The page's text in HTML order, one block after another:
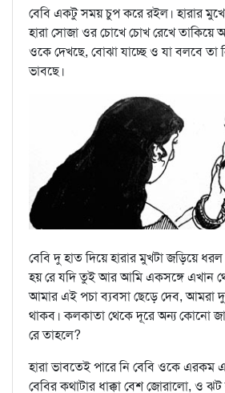
বেবি একটু সময় চুপ করে রইল। হারার
হারা সোজা ওর চোখে চোখ রেখে
ওকে দেখছে, বোঝা যাচ্ছে ও যা বলবে
ভাবছে।
বেবি দু হাত দিয়ে হারার মুখটা জড়িয়ে
হয় রে যদি তুই আর আমি একসঙ্গে এখান
আমার এই পচা ব্যবসা ছেড়ে দেব, আমরা
থাকব। কলকাতা থেকে দূরে অন্য কোনো
রে তাহলে?
হারা ভাবতেই পারে নি বেবি ওকে এরকম
বেবির কথাটার ধাক্কা বেশ জোরালো, ও